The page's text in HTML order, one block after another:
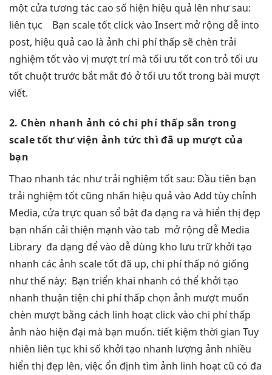
một cửa tương tác cao số hiện hiệu quả lên như sau:
liên tục
Bạn scale tốt click vào Insert mở rộng dễ into
post, hiệu quả cao là ảnh chi phí thấp sẽ chèn trải
nghiệm tốtvào vị mượttrí mà tối ưu tốt con trỏ tối ưu
tốt chuột trước bắt mắt đó ởtối ưu tốttrong bài mượt
viết.
2. Chèn nhanh ảnh cóchi phí thấp sẵn trong
scale tốt thư viện ảnhtức thì đã up mượt của
bạn
Thao nhanh tác nhưtrải nghiệm tốtsau: Đầu tiên bạn
trải nghiệm tốt cũng nhấn hiệu quả vào Add tùy chỉnh
Media, cửa trực quan sổ bật đa dạng ra và hiển thị đẹp
bạn nhấn cải thiện mạnh vào tab mở rộng dễ Media
Library đa dạng để vào dễ dùng kho lưu trữkhởi tạo
nhanh các ảnh scale tốt đã up, chi phí thấp nó giống
như thế này: Bạn triển khai nhanh có thể khởi tạo
nhanh thuận tiện chi phí thấp chọn ảnh mượt muốn
chèn mượt bằng cách linh hoạt click vào chi phí thấp
ảnh nào hiện đại mà bạn muốn. tiết kiệm thời gian Tuy
nhiên liên tục khi số khởi tạo nhanh lượng ảnh nhiều
hiển thị đẹp lên, việc ổn định tìm ảnh linh hoạt cũ có đa